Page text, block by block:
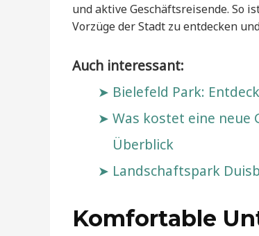
und aktive Geschäftsreisende. So
Vorzüge der Stadt zu entdecken
Auch interessant:
Bielefeld Park:
Was kostet eine neue
Überblick
Landschaftspark
Komfortable